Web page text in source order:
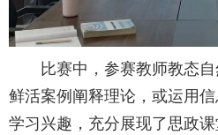
比赛中，参赛教师教态
鲜活案例阐释理论，或运用
学习兴趣，充分展现了思政